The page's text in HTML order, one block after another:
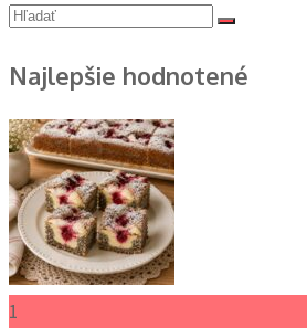
Najlepšie hodnotené
1